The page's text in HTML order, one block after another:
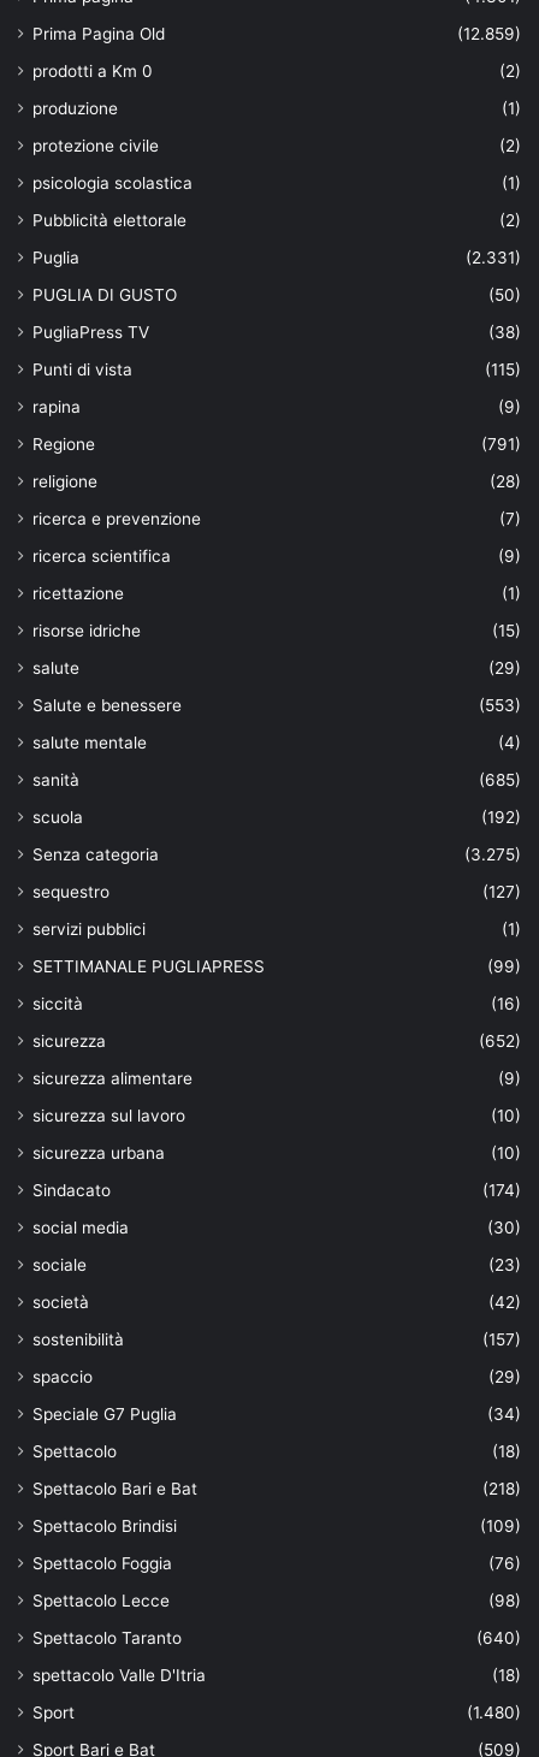
Prima Pagina Old
(12.859)
prodotti a Km 0
(2)
produzione
(1)
protezione civile
(2)
psicologia scolastica
(1)
Pubblicità elettorale
(2)
Puglia
(2.331)
PUGLIA DI GUSTO
(50)
PugliaPress TV
(38)
Punti di vista
(115)
rapina
(9)
Regione
(791)
religione
(28)
ricerca e prevenzione
(7)
ricerca scientifica
(9)
ricettazione
(1)
risorse idriche
(15)
salute
(29)
Salute e benessere
(553)
salute mentale
(4)
sanità
(685)
scuola
(192)
Senza categoria
(3.275)
sequestro
(127)
servizi pubblici
(1)
SETTIMANALE PUGLIAPRESS
(99)
siccità
(16)
sicurezza
(652)
sicurezza alimentare
(9)
sicurezza sul lavoro
(10)
sicurezza urbana
(10)
Sindacato
(174)
social media
(30)
sociale
(23)
società
(42)
sostenibilità
(157)
spaccio
(29)
Speciale G7 Puglia
(34)
Spettacolo
(18)
Spettacolo Bari e Bat
(218)
Spettacolo Brindisi
(109)
Spettacolo Foggia
(76)
Spettacolo Lecce
(98)
Spettacolo Taranto
(640)
spettacolo Valle D'Itria
(18)
Sport
(1.480)
Sport Bari e Bat
(509)